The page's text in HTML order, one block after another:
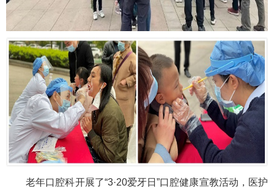
老年口腔科开展了“3·20爱牙日”口腔健康宣教活动，医护